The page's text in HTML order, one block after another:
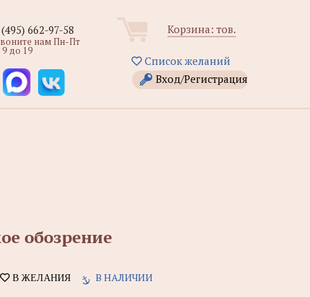
Корзина: тов.
Список желаний
Вход/Регистрация
662-97-58
нам Пн-Пт
9 до 19
обозрение
В ЖЕЛАНИЯ В НАЛИЧИИ